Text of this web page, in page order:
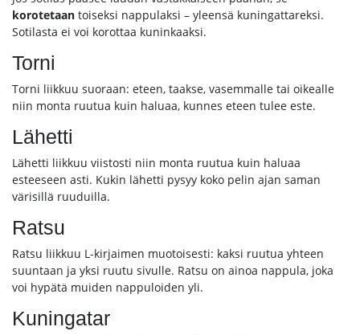
korotetaan toiseksi nappulaksi – yleensä kuningattareksi.
Sotilasta ei voi korottaa kuninkaaksi.
Torni
Torni liikkuu suoraan: eteen, taakse, vasemmalle tai oikealle
niin monta ruutua kuin haluaa, kunnes eteen tulee este.
Lähetti
Lähetti liikkuu viistosti niin monta ruutua kuin haluaa
esteeseen asti. Kukin lähetti pysyy koko pelin ajan saman
värisillä ruuduilla.
Ratsu
Ratsu liikkuu L-kirjaimen muotoisesti: kaksi ruutua yhteen
suuntaan ja yksi ruutu sivulle. Ratsu on ainoa nappula, joka
voi hypätä muiden nappuloiden yli.
Kuningatar